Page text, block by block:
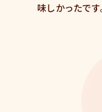
味しかったです